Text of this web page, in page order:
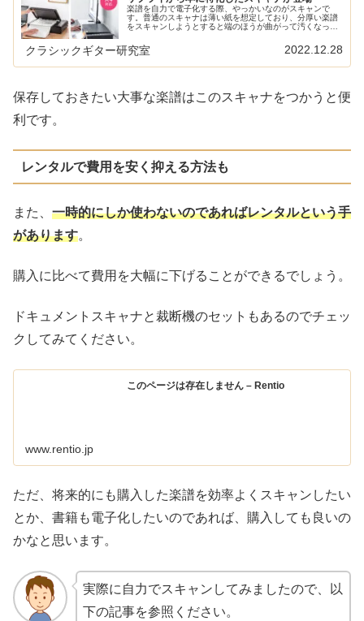
楽譜を自力で電子化する際、やっかいなのがスキャンで
す。普通のスキャナは薄い紙を想定しており、分厚い楽譜
をスキャンしようとすると端のほうが曲がって汚くなって
は本のスキャンに特化したという製品…
クラシックギター研究室 2022.12.28
保存しておきたい大事な楽譜はこのスキャナをつかうと便
利です。
レンタルで費用を安く抑える方法も
また、 一時的にしか使わないのであればレンタルという手
があります。
購入に比べて費用を大幅に下げることができるでしょう。
ドキュメントスキャナと裁断機のセットもあるのでチェッ
クしてみてください。
このページは存在しません – Rentio
www.rentio.jp
ただ、将来的にも購入した楽譜を効率よくスキャンしたい
とか、書籍も電子化したいのであれば、購入しても良いの
かなと思います。
実際に自力でスキャンしてみましたので、以
下の記事を参照ください。